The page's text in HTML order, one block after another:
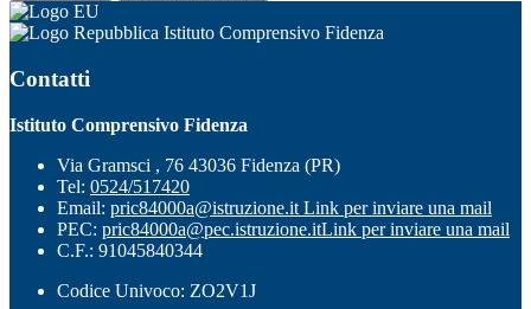
Istituto Comprensivo Fidenza
Contatti
Istituto Comprensivo Fidenza
Via Gramsci , 76 43036 Fidenza (PR)
Tel: 0524/517420
Email: pric84000a@istruzione.it Link per inviare una mail
PEC: pric84000a@pec.istruzione.itLink per inviare una mail
C.F.: 91045840344
Codice Univoco: ZO2V1J